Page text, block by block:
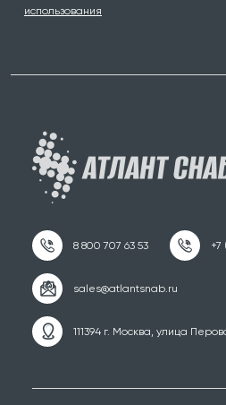
использования
111394 г. Москва, улица